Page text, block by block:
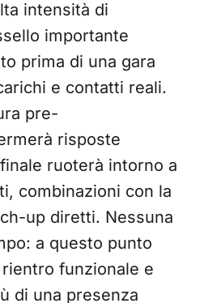
intensità di
importante
prima di una gara
e contatti reali.
pre-
risposte
ruoterà intorno a
combinazioni con la
up diretti. Nessuna
a questo punto
funzionale e
di una presenza